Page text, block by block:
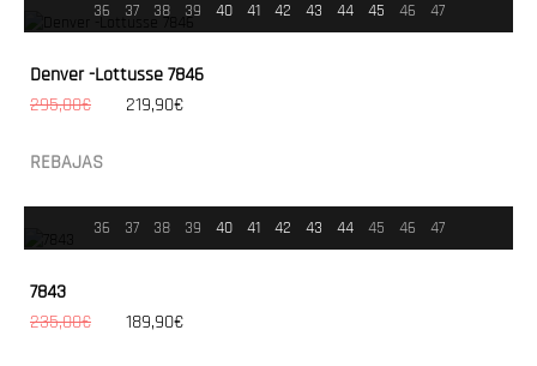
36 37 38 39 40 41 42 43 44 45 46 47
Denver -Lottusse 7846
295,00€
219,90€
REBAJAS
36 37 38 39 40 41 42 43 44 45 46 47
7843
235,00€
189,90€